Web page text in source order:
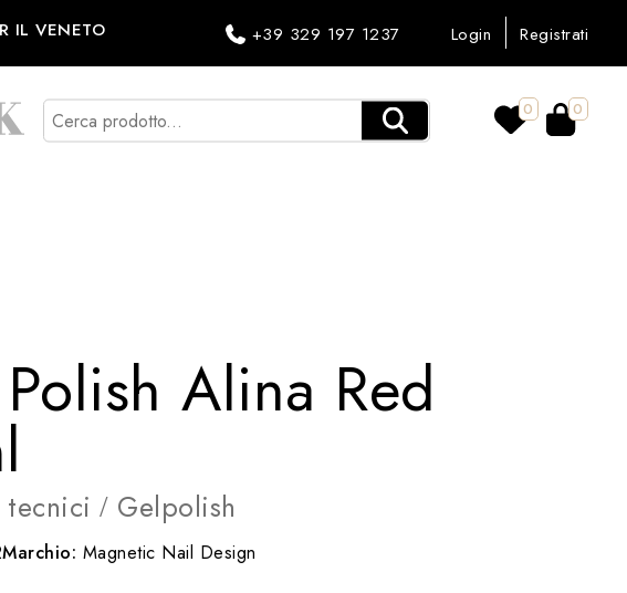
IL VENETO +39 329 197 1237 Login Registrati
0 0
Alina Red
/ Gelpolish
Marchio: Magnetic Nail Design